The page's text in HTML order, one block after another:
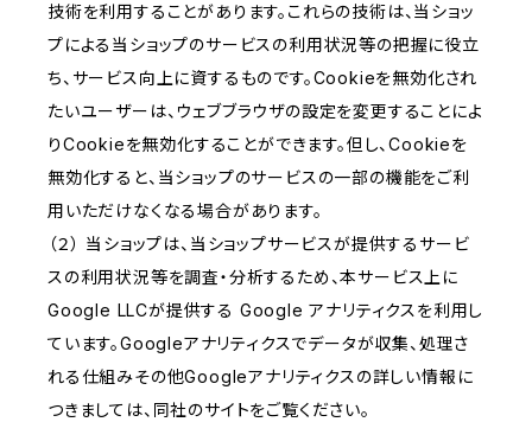
技術を利用することがあります。これらの技術は、当ショッ
プによる当ショップのサービスの利用状況等の把握に役立
ち、サービス向上に資するものです。Cookieを無効化され
たいユーザーは、ウェブブラウザの設定を変更することによ
りCookieを無効化することができます。但し、Cookieを
無効化すると、当ショップのサービスの一部の機能をご利
用いただけなくなる場合があります。
（２） 当ショップは、当ショップサービスが提供するサービ
スの利用状況等を調査・分析するため、本サービス上に
Google LLCが提供する Google アナリティクスを利用し
ています。Googleアナリティクスでデータが収集、処理さ
れる仕組みその他Googleアナリティクスの詳しい情報に
つきましては、同社のサイトをご覧ください。